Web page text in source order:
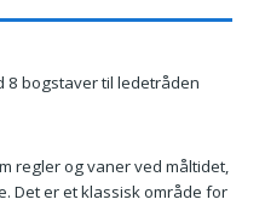
8 bogstaver til ledetråden
regler og vaner ved måltidet,
Det er et klassisk område for